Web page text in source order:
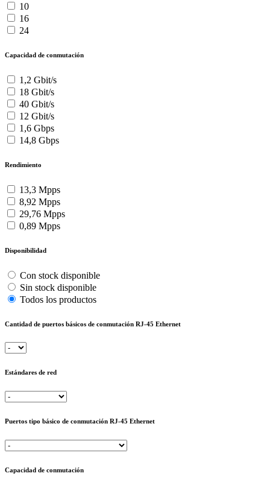
10
16
24
Capacidad de conmutación
1,2 Gbit/s
18 Gbit/s
40 Gbit/s
12 Gbit/s
1,6 Gbps
14,8 Gbps
Rendimiento
13,3 Mpps
8,92 Mpps
29,76 Mpps
0,89 Mpps
Disponibilidad
Con stock disponible
Sin stock disponible
Todos los productos
Cantidad de puertos básicos de conmutación RJ-45 Ethernet
Estándares de red
Puertos tipo básico de conmutación RJ-45 Ethernet
Capacidad de conmutación